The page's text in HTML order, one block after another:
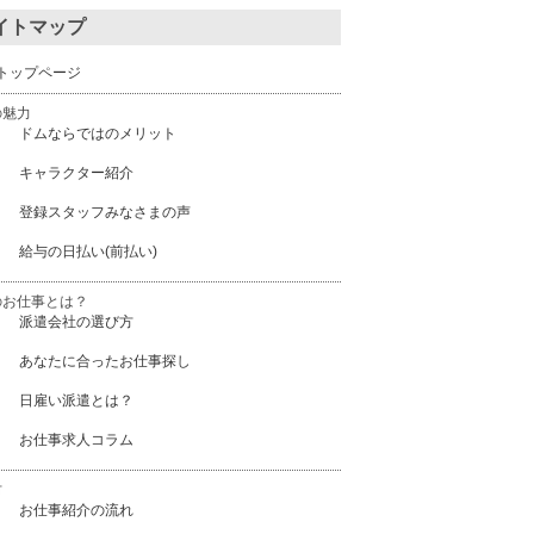
トマップ
トップページ
魅力
ドムならではのメリット
キャラクター紹介
登録スタッフみなさまの声
給与の日払い(前払い)
仕事とは？
派遣会社の選び方
あなたに合ったお仕事探し
日雇い派遣とは？
お仕事求人コラム
お仕事紹介の流れ